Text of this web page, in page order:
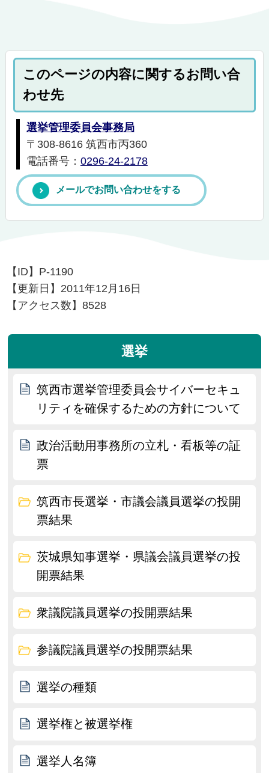
このページの内容に関するお問い合
わせ先
選挙管理委員会事務局
〒308-8616 筑西市丙360
電話番号： 0296-24-2178
メールでお問い合わせをする
【ID】 P-1190
【更新日】 2011年12月16日
【アクセス数】8528
選挙
筑西市選挙管理委員会サイバーセキュ
リティを確保するための⽅針について
政治活動用事務所の立札・看板等の証
票
筑西市長選挙・市議会議員選挙の投開
票結果
茨城県知事選挙・県議会議員選挙の投
開票結果
衆議院議員選挙の投開票結果
参議院議員選挙の投開票結果
選挙の種類
選挙権と被選挙権
選挙人名簿